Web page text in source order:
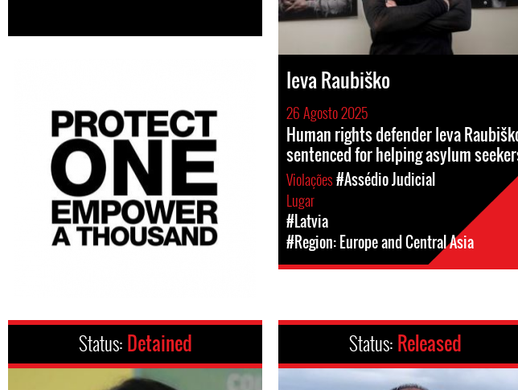
Ieva Raubiško
26 Agosto 2025
Human rights defender Ieva
sentenced for helping asylum
Violações#Assédio Judicial
Lugar
#Latvia
#Region: Europe and Central Asia
Status: Detained Status: Released